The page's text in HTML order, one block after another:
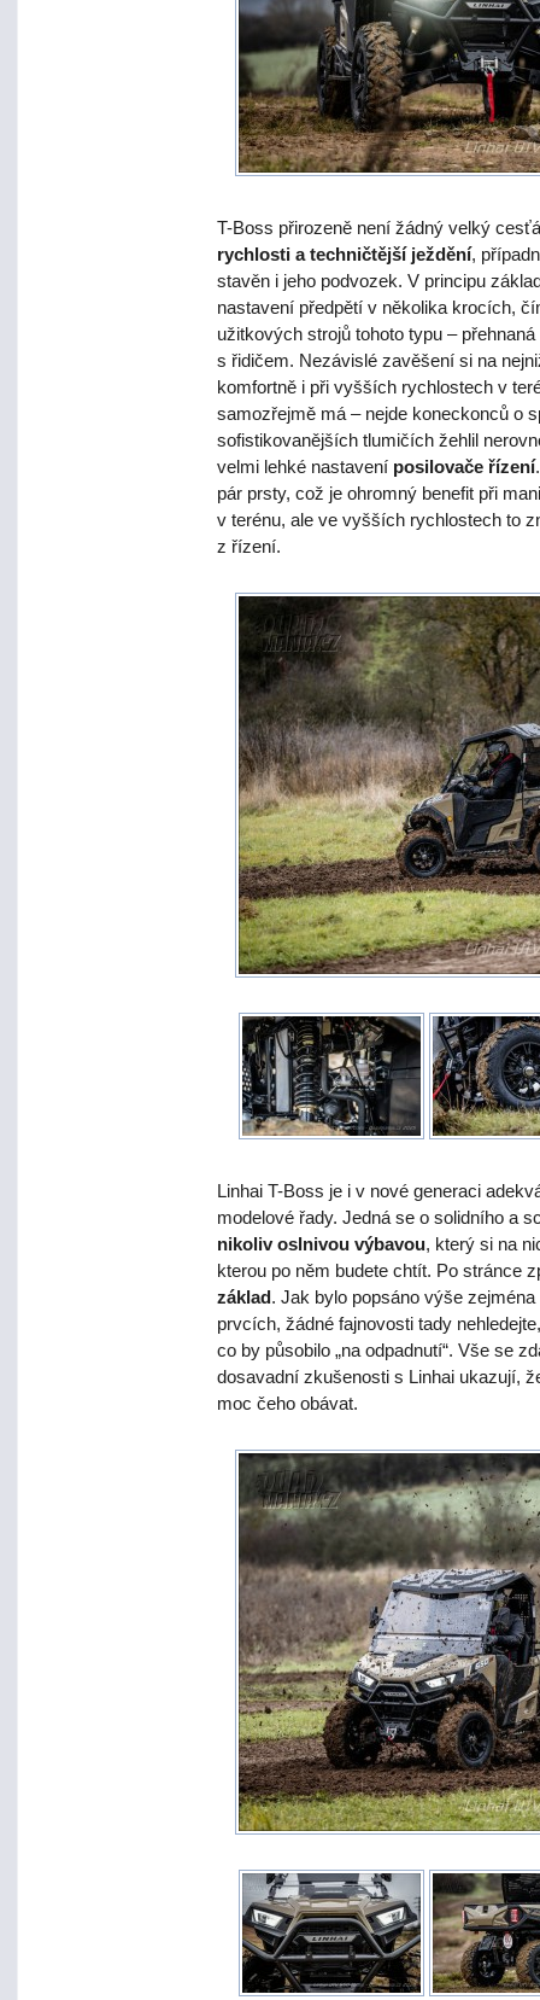
T-Boss přirozeně není žádný velký
rychlosti a techničtější ježdění,
stavěn i jeho podvozek. V principu
nastavení předpětí v několika krocích,
užitkových strojů tohoto typu –
s řidičem. Nezávislé zavěšení si na
komfortně i při vyšších rychlostech v
samozřejmě má – nejde koneckonců o
sofistikovanějších tlumičích žehlil
velmi lehké nastavení posilovače řízení
pár prsty, což je ohromný benefit při
v terénu, ale ve vyšších rychlostech to
z řízení.
Linhai T-Boss je i v nové generaci
modelové řady. Jedná se o solidního a
nikoliv oslnivou výbavou, který si na
kterou po něm budete chtít. Po stránce
základ. Jak bylo popsáno výše
prvcích, žádné fajnovosti tady
co by působilo „na odpadnutí“. Vše se
dosavadní zkušenosti s Linhai ukazují,
moc čeho obávat.